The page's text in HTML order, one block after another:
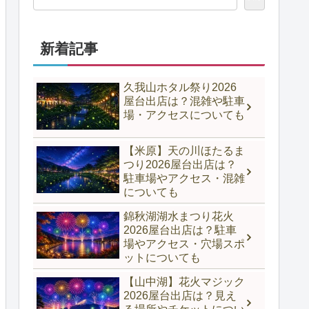
新着記事
久我山ホタル祭り2026
屋台出店は？混雑や駐車
場・アクセスについても
【米原】天の川ほたるま
つり2026屋台出店は？
駐車場やアクセス・混雑
についても
錦秋湖湖水まつり花火
2026屋台出店は？駐車
場やアクセス・穴場スポ
ットについても
【山中湖】花火マジック
2026屋台出店は？見え